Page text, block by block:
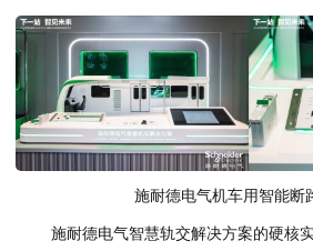
施耐德电气机车用智能断
施耐德电气智慧轨交解决方案的硬核